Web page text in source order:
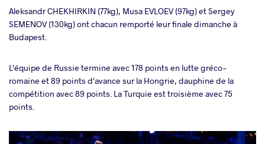
Aleksandr CHEKHIRKIN (77kg), Musa EVLOEV (97kg) et Sergey
SEMENOV (130kg) ont chacun remporté leur finale dimanche à
Budapest.
L'équipe de Russie termine avec 178 points en lutte gréco-
romaine et 89 points d'avance sur la Hongrie, dauphine de la
compétition avec 89 points. La Turquie est troisième avec 75
points.